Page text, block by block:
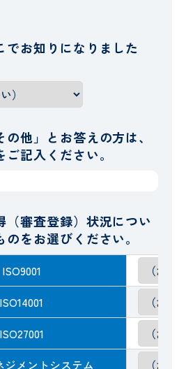
でお知りになりました
他」とお答えの方は、
記入ください。
（審査登録）状況につい
をお選びください。
ISO9001
ISO14001
ISO27001
ジメントシステム